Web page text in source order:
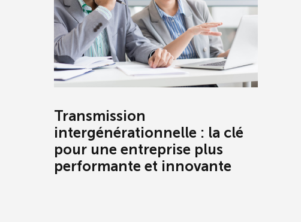
Transmission
intergénérationnelle : la clé
pour une entreprise plus
performante et innovante